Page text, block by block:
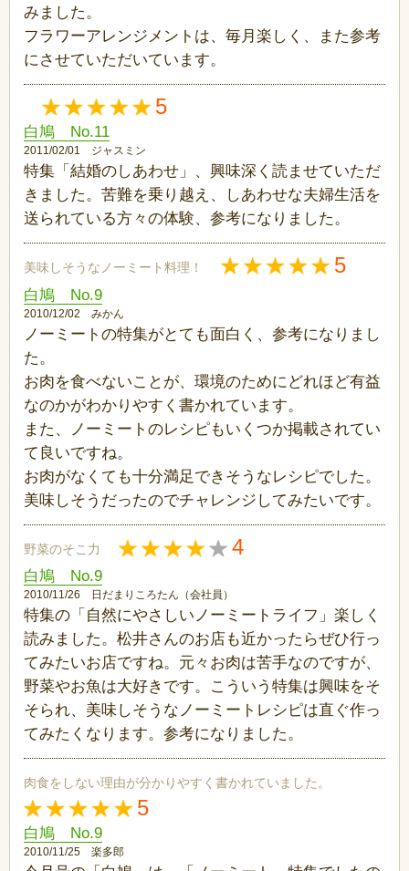
みました。
フラワーアレンジメントは、毎月楽しく、また参考
にさせていただいています。
5
白鳩 No.11
2011/02/01 ジャスミン
特集「結婚のしあわせ」、興味深く読ませていただ
きました。苦難を乗り越え、しあわせな夫婦生活を
送られている方々の体験、参考になりました。
美味しそうなノーミート料理！ 5
白鳩 No.9
2010/12/02 みかん
ノーミートの特集がとても面白く、参考になりまし
た。
お肉を食べないことが、環境のためにどれほど有益
なのかがわかりやすく書かれています。
また、ノーミートのレシピもいくつか掲載されてい
て良いですね。
お肉がなくても十分満足できそうなレシピでした。
美味しそうだったのでチャレンジしてみたいです。
野菜のそこ力 4
白鳩 No.9
2010/11/26 日だまりころたん（会社員）
特集の「自然にやさしいノーミートライフ」楽しく
読みました。松井さんのお店も近かったらぜひ行っ
てみたいお店ですね。元々お肉は苦手なのですが、
野菜やお魚は大好きです。こういう特集は興味をそ
そられ、美味しそうなノーミートレシピは直ぐ作っ
てみたくなります。参考になりました。
肉食をしない理由が分かりやすく書かれていました。
5
白鳩 No.9
2010/11/25 楽多郎